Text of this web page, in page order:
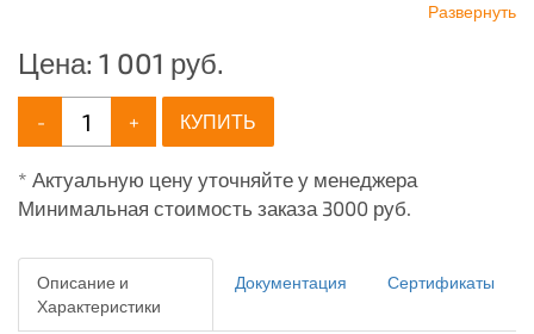
Развернуть
Цена: 1 001 руб.
- + КУПИТЬ
* Актуальную цену уточняйте у менеджера
Минимальная стоимость заказа 3000 руб.
Описание и
Характеристики
Документация Сертификаты